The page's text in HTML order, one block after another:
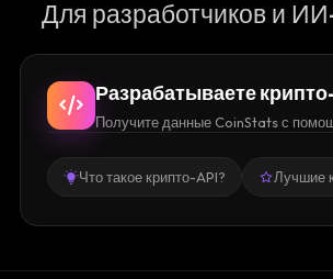
Для разработчиков и
Разрабатываете
Получите данные CoinStats с
Что такое крипто-API? Лучшие